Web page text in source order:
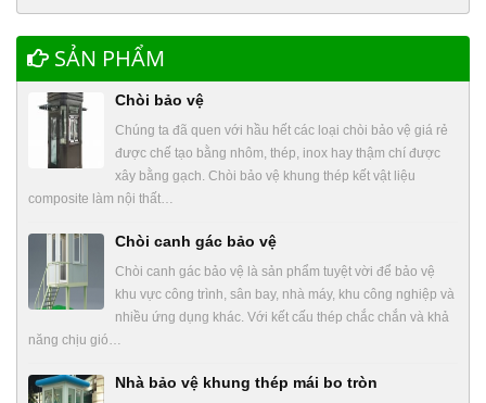
SẢN PHẨM
Chòi bảo vệ
Chúng ta đã quen với hầu hết các loại chòi bảo vệ giá rẻ
được chế tạo bằng nhôm, thép, inox hay thậm chí được
xây bằng gạch. Chòi bảo vệ khung thép kết vật liệu
composite làm nội thất…
Chòi canh gác bảo vệ
Chòi canh gác bảo vệ là sản phẩm tuyệt vời để bảo vệ
khu vực công trình, sân bay, nhà máy, khu công nghiệp và
nhiều ứng dụng khác. Với kết cấu thép chắc chắn và khả
năng chịu gió…
Nhà bảo vệ khung thép mái bo tròn